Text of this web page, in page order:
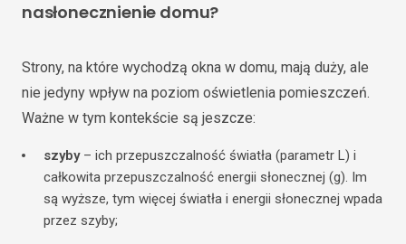
nasłonecznienie domu?
Strony, na które wychodzą okna w domu, mają duży, ale
nie jedyny wpływ na poziom oświetlenia pomieszczeń.
Ważne w tym kontekście są jeszcze:
szyby– ich przepuszczalność światła (parametr L) i
całkowita przepuszczalność energii słonecznej (g). Im
są wyższe, tym więcej światła i energii słonecznej wpada
przez szyby;